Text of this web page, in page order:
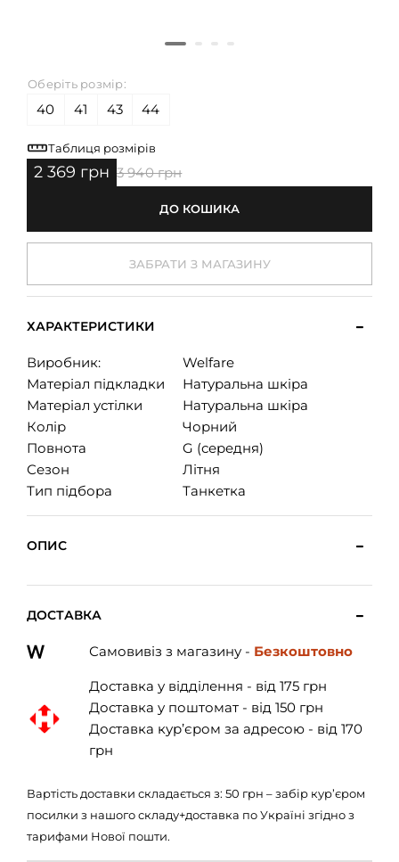
Оберіть розмір:
40 41 43 44
Таблиця розмірів
2 369 грн 3 940 грн
ДО КОШИКА
ЗАБРАТИ З МАГАЗИНУ
ХАРАКТЕРИСТИКИ
Виробник:
Welfare
Матеріал підкладки
Натуральна шкіра
Матеріал устілки
Натуральна шкіра
Колір
Чорний
Повнота
G (середня)
Сезон
Літня
Тип підбора
Танкетка
ОПИС
ДОСТАВКА
Самовивіз з магазину - Безкоштовно
Доставка у відділення - від 175 грн
Доставка у поштомат - від 150 грн
Доставка кур’єром за адресою - від 170
грн
Вартість доставки складається з: 50 грн – забір кур’єром
посилки з нашого складу+доставка по Україні згідно з
тарифами Нової пошти.